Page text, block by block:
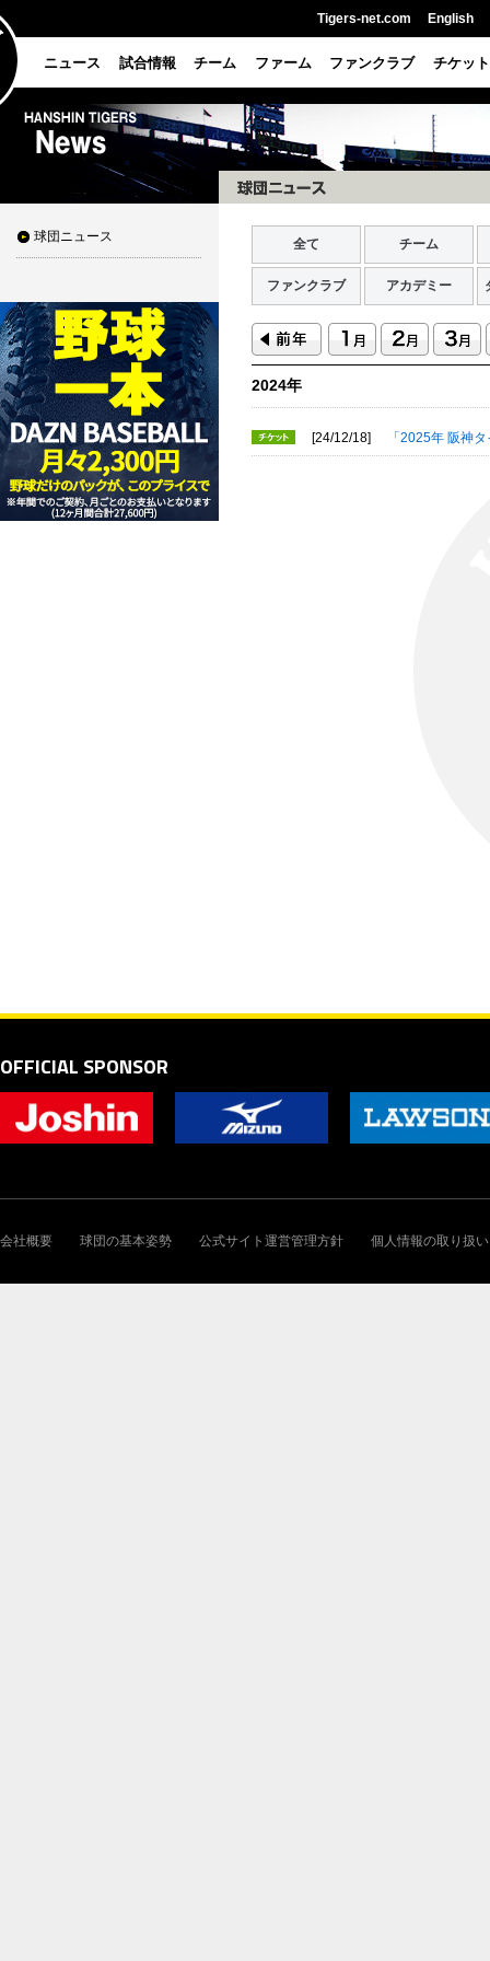
Tigers-net.com English
ニュース 試合情報 チーム ファーム ファンクラブ チケット
球団ニュース 全て チーム
ファンクラブ アカデミー
2024年
[24/12/18] 「2025年 阪神
OFFICIAL SPONSOR
会社概要 球団の基本姿勢 公式サイト運営管理方針 個人情報の取り扱い